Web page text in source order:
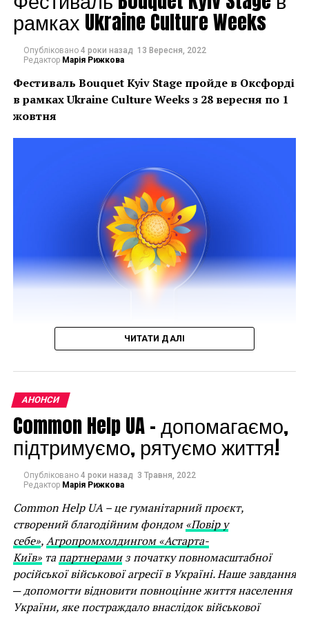
НАСТУПНА СТАТТЯ
Відкриття виставки «Київські рекреації» у
Національному заповіднику «Софія Київська»
ПОПЕРЕДНЯ СТАТТЯ
рамках Ukraine Culture Weeks
Опубліковано 4 роки назад 13 Вересня, 2022
Редактор Марія Рижкова
Фестиваль Bouquet Kyiv Stage пройде в Оксфорді
в рамкахUkraine Culture Weeks з 28 вересня по 1
жовтня
З28 вересня до 1 жовтняв Оксфорді відбудуться 7
концертів класичної музики, святкування 85-річчя
композитора Валентина Сильвестрова, фотовиставка
«Війна», кінопокази, музичні перформанси,
дискусії.
ІніціативаUkrainian Culture Weeks 2022
започаткована навесні 2022
Oxford, Oxford University Ukrainian Society
культурним центром«Дом Майстер Клас»
підтримку України та українського культурного
надбання.
Перший сезон Ukraine Culture Weeks стане знаковим,
оскільки відкриє його український
ЧИТАТИ ДАЛІ
АНОНСИ
Common Help UA – допомагаємо,
підтримуємо, рятуємо життя!
Опубліковано 4 роки назад 3 Травня, 2022
Редактор Марія Рижкова
Common Help UA – це гуманітарний проєкт,
створений благодійним фондом«Повір у
себе»,Агропромхолдингом «Астарта-
Київ»тапартнерамиз початку повномасштабної
російської військової агресії в Україні. Наше завдання
─ допомогти відновити повноцінне життя населення
України, яке постраждало внаслідок військової